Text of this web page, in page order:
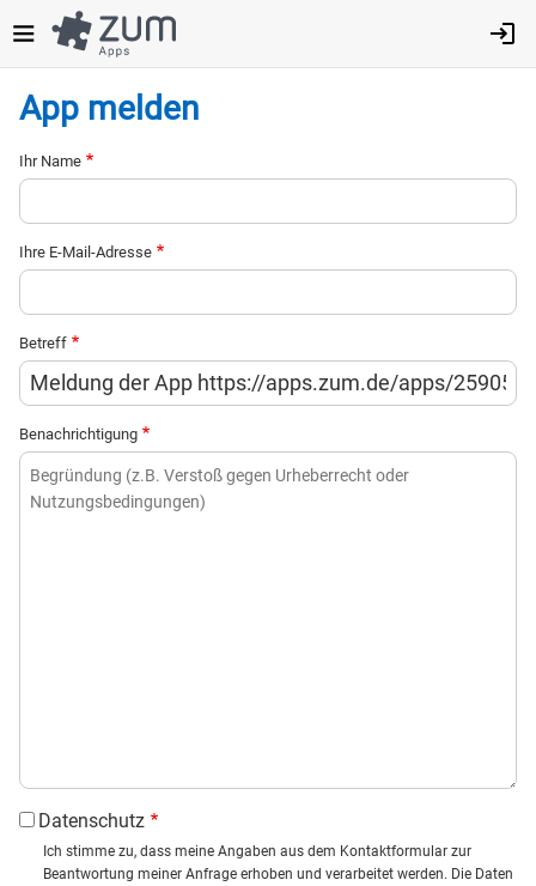
zum
Inhalt
App melden
Ihr Name
Ihre E-Mail-Adresse
Betreff
Benachrichtigung
Datenschutz
Ich stimme zu, dass meine Angaben aus dem Kontaktformular zur
Beantwortung meiner Anfrage erhoben und verarbeitet werden. Die Daten